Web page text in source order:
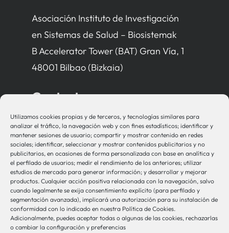
Utilizamos cookies propias y de terceros, y tecnologías similares para
analizar el tráfico, la navegación web y con fines estadísticos; identificar y
mantener sesiones de usuario; compartir y mostrar contenido en redes
sociales; identificar, seleccionar y mostrar contenidos publicitarios y no
publicitarios, en ocasiones de forma personalizada con base en analítica y
el perfilado de usuarios; medir el rendimiento de los anteriores; utilizar
estudios de mercado para generar información; y desarrollar y mejorar
productos. Cualquier acción positiva relacionada con la navegación, salvo
cuando legalmente se exija consentimiento explícito (para perfilado y
segmentación avanzada), implicará una autorización para su instalación de
conformidad con lo indicado en nuestra Política de Cookies.
Adicionalmente, puedes aceptar todas o algunas de las cookies, rechazarlas
o cambiar la configuración y preferencias
Asociación Instituto de Investigación
en Sistemas de Salud – Biosistemak
B Accelerator Tower (BAT) Gran Vía, 1
48001 Bilbao (Bizkaia)
Contacto
bio-sistemak@bio-sistemak.eus
944 00 77 90
Otros Enlaces
Osakidetza